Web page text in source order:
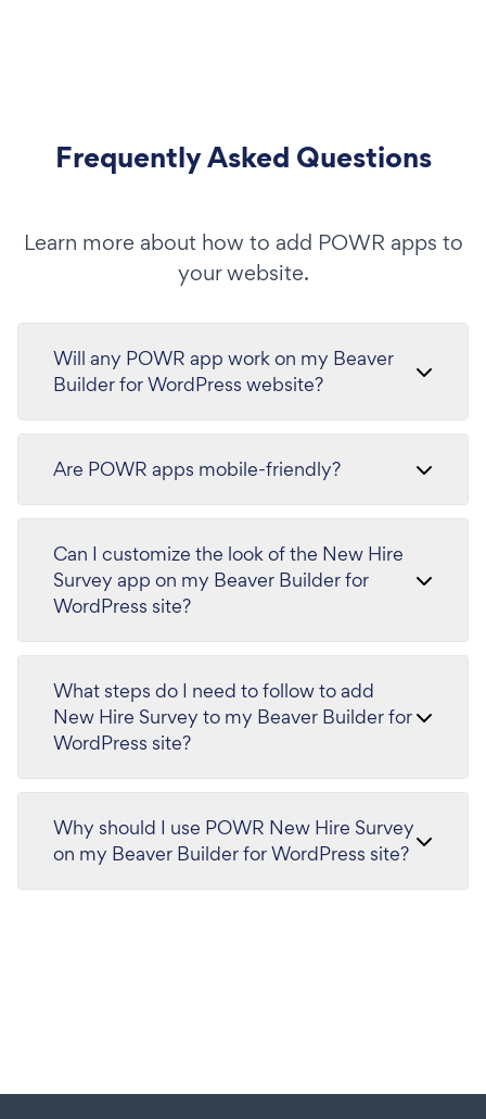
Frequently Asked Questions
Learn more about how to add POWR apps to
your website.
Will any POWR app work on my Beaver
Builder for WordPress website?
Are POWR apps mobile-friendly?
Can I customize the look of the New Hire
Survey app on my Beaver Builder for
WordPress site?
What steps do I need to follow to add
New Hire Survey to my Beaver Builder for
WordPress site?
Why should I use POWR New Hire Survey
on my Beaver Builder for WordPress site?